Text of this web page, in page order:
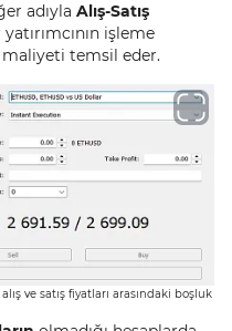
adıyla Alış-Satış
işleme
temsil eder.
ve satış fiyatları arasındaki boşluk